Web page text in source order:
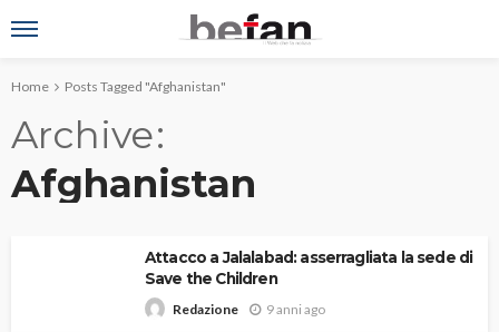
Home Posts Tagged "Afghanistan"
Archive
Afghanistan
Attacco a Jalalabad: asserragliata la sede di
Save the Children
Redazione 9 anni ago